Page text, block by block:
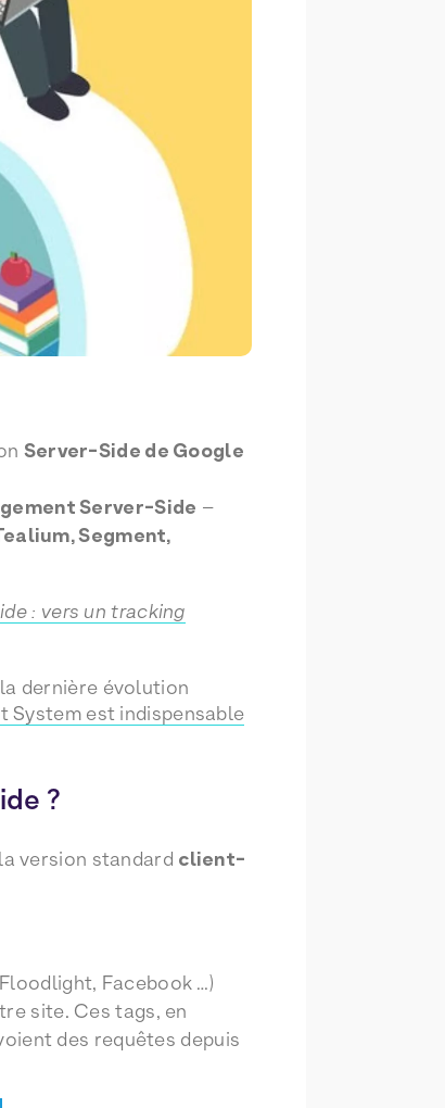
Server-Side de Google
Server-Side –
Segment,
: vers un tracking
dernière évolution
System est indispensable
?
version standard client-
Facebook …)
site. Ces tags, en
des requêtes depuis